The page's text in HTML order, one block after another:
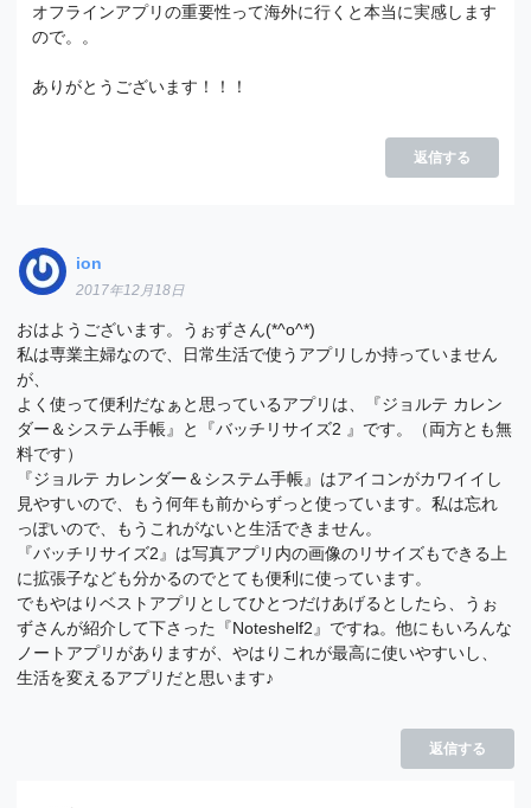
オフラインアプリの重要性って海外に行くと本当に実感します
ので。。
ありがとうございます！！！
返信する
ion
2017年12月18日
おはようございます。うぉずさん(*^o^*)
私は専業主婦なので、日常生活で使うアプリしか持っていません
が、
よく使って便利だなぁと思っているアプリは、『ジョルテ カレン
ダー＆システム手帳』と『バッチリサイズ2 』です。（両方とも無
料です）
『ジョルテ カレンダー＆システム手帳』はアイコンがカワイイし
見やすいので、もう何年も前からずっと使っています。私は忘れ
っぽいので、もうこれがないと生活できません。
『バッチリサイズ2』は写真アプリ内の画像のリサイズもできる上
に拡張子なども分かるのでとても便利に使っています。
でもやはりベストアプリとしてひとつだけあげるとしたら、うぉ
ずさんが紹介して下さった『Noteshelf2』ですね。他にもいろんな
ノートアプリがありますが、やはりこれが最高に使いやすいし、
生活を変えるアプリだと思います♪
返信する